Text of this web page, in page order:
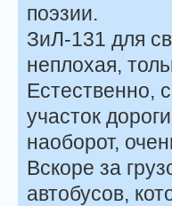
поэзии.
ЗиЛ-131 для
неплохая,
Естественно,
участок
наоборот,
Вскоре за
автобусов,